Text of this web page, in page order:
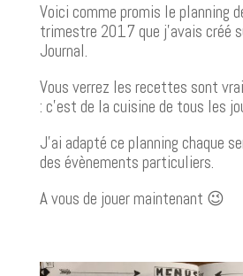
Voici comme promis le planning
trimestre 2017 que j’avais créé
Journal.
Vous verrez les recettes sont
: c’est de la cuisine de tous les
J’ai adapté ce planning chaque
des évènements particuliers.
A vous de jouer maintenant 😉